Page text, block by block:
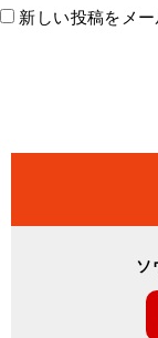
新しい投稿をメ
ソ